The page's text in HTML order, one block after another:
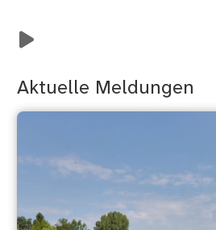
Aktuelle Meldungen